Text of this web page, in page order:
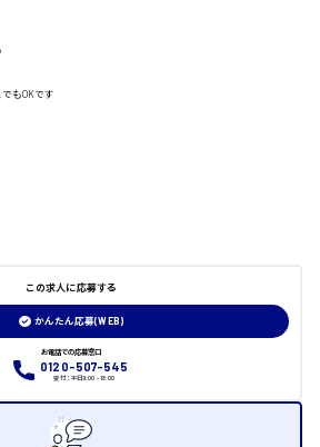
もOKです
この求人に応募する
かんたん応募(WEB)
お電話での応募窓口
0120-507-545
受付：平日9:00 - 18:00